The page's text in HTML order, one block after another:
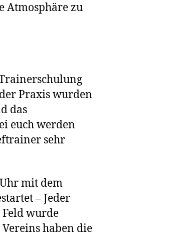
Atmosphäre zu
Praxis wurden
das
euch werden
sehr
mit dem
– Jeder
wurde
haben die